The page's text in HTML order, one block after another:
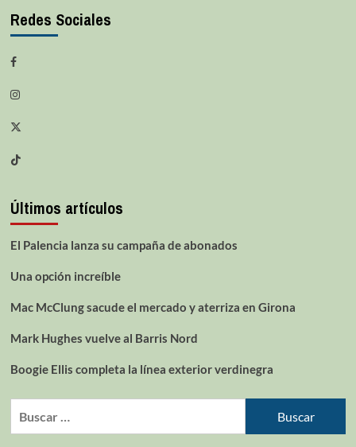
Redes Sociales
Últimos artículos
El Palencia lanza su campaña de abonados
Una opción increíble
Mac McClung sacude el mercado y aterriza en Girona
Mark Hughes vuelve al Barris Nord
Boogie Ellis completa la línea exterior verdinegra